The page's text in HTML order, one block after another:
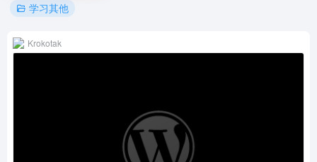
学习其他
Krokotak